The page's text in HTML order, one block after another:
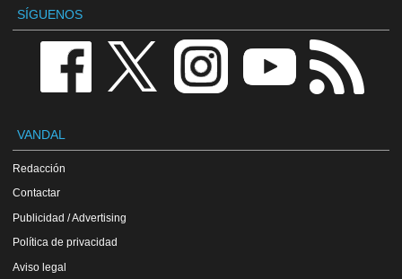
SÍGUENOS
VANDAL
Redacción
Contactar
Publicidad / Advertising
Política de privacidad
Aviso legal